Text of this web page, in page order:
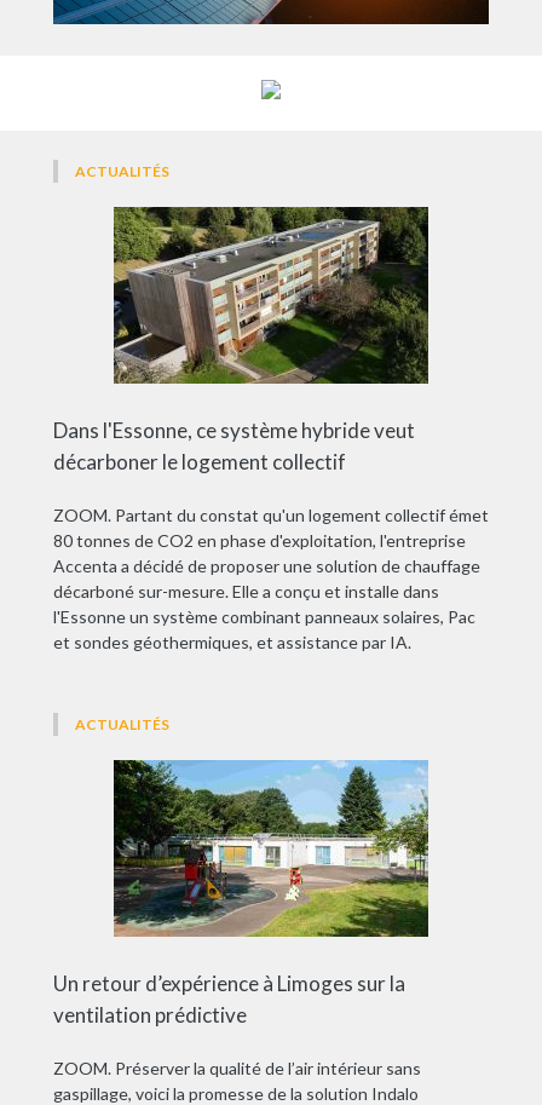
ACTUALITÉS
Dans l'Essonne, ce système hybride veut
décarboner le logement collectif
ZOOM. Partant du constat qu'un logement collectif émet
80 tonnes de CO2 en phase d'exploitation, l'entreprise
Accenta a décidé de proposer une solution de chauffage
décarboné sur-mesure. Elle a conçu et installe dans
l'Essonne un système combinant panneaux solaires, Pac
et sondes géothermiques, et assistance par IA.
ACTUALITÉS
Un retour d’expérience à Limoges sur la
ventilation prédictive
ZOOM. Préserver la qualité de l’air intérieur sans
gaspillage, voici la promesse de la solution Indalo